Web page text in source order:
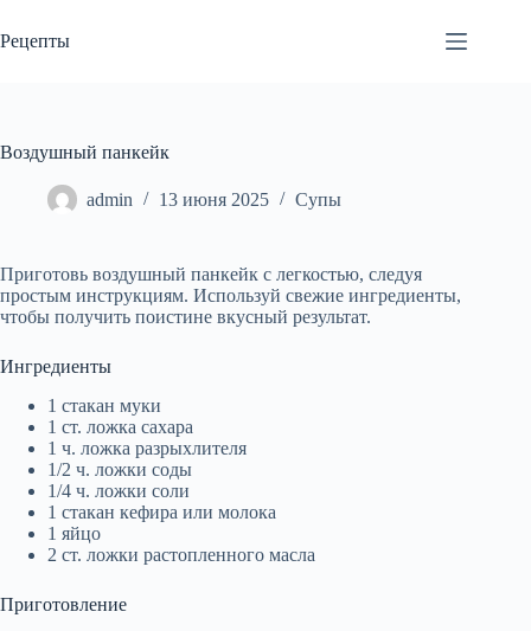
к
сути
Рецепты
Воздушный панкейк
admin 13 июня 2025 Супы
Приготовь воздушный панкейк с легкостью, следуя
простым инструкциям. Используй свежие ингредиенты,
чтобы получить поистине вкусный результат.
Ингредиенты
1 стакан муки
1 ст. ложка сахара
1 ч. ложка разрыхлителя
1/2 ч. ложки соды
1/4 ч. ложки соли
1 стакан кефира или молока
1 яйцо
2 ст. ложки растопленного масла
Приготовление